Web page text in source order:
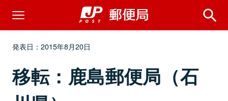
発表日：2015年8月20日
移転：鹿島郵便局（石